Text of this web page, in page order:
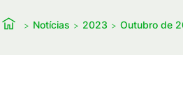
Notícias 2023 Outubro de